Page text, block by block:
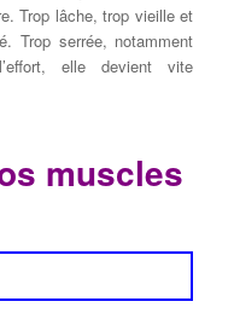
Trop lâche, trop vieille et
Trop serrée, notamment
elle devient vite
muscles